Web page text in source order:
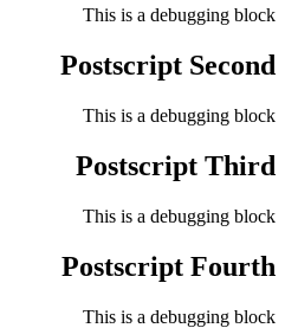
This is a debugging block
Postscript Second
This is a debugging block
Postscript Third
This is a debugging block
Postscript Fourth
This is a debugging block